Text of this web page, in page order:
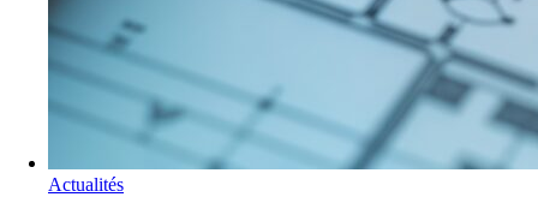
Actualités